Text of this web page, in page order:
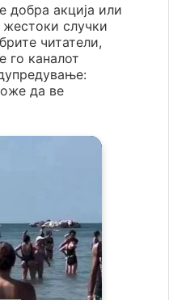
добра акција или
жестоки случки
читатели,
го каналот
да ве